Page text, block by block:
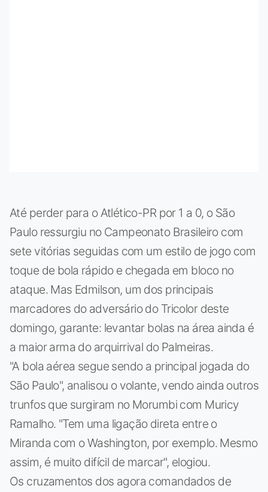
Até perder para o Atlético-PR por 1 a 0, o São
Paulo ressurgiu no Campeonato Brasileiro com
sete vitórias seguidas com um estilo de jogo com
toque de bola rápido e chegada em bloco no
ataque. Mas Edmilson, um dos principais
marcadores do adversário do Tricolor deste
domingo, garante: levantar bolas na área ainda é
a maior arma do arquirrival do Palmeiras.
"A bola aérea segue sendo a principal jogada do
São Paulo", analisou o volante, vendo ainda outros
trunfos que surgiram no Morumbi com Muricy
Ramalho. "Tem uma ligação direta entre o
Miranda com o Washington, por exemplo. Mesmo
assim, é muito difícil de marcar", elogiou.
Os cruzamentos dos agora comandados de